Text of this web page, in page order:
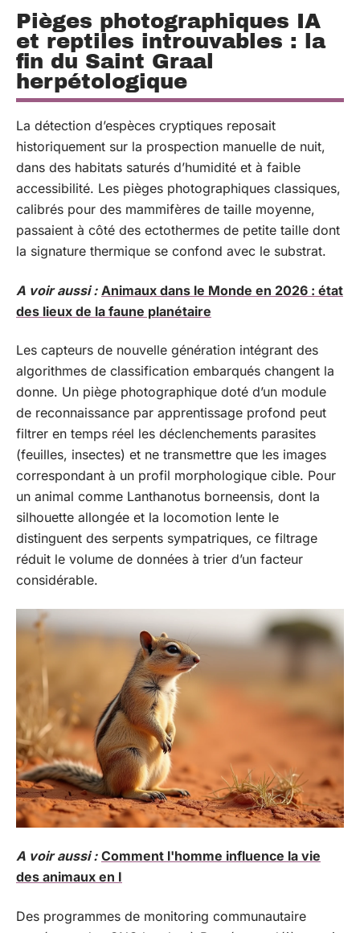
Pièges photographiques IA
et reptiles introuvables : la
fin du Saint Graal
herpétologique
La détection d’espèces cryptiques reposait
historiquement sur la prospection manuelle de nuit,
dans des habitats saturés d’humidité et à faible
accessibilité. Les pièges photographiques classiques,
calibrés pour des mammifères de taille moyenne,
passaient à côté des ectothermes de petite taille dont
la signature thermique se confond avec le substrat.
A voir aussi : Animaux dans le Monde en 2026 : état
des lieux de la faune planétaire
Les capteurs de nouvelle génération intégrant des
algorithmes de classification embarqués changent la
donne. Un piège photographique doté d’un module
de reconnaissance par apprentissage profond peut
filtrer en temps réel les déclenchements parasites
(feuilles, insectes) et ne transmettre que les images
correspondant à un profil morphologique cible. Pour
un animal comme Lanthanotus borneensis, dont la
silhouette allongée et la locomotion lente le
distinguent des serpents sympatriques, ce filtrage
réduit le volume de données à trier d’un facteur
considérable.
A voir aussi : Comment l'homme influence la vie
des animaux en I
Des programmes de monitoring communautaire